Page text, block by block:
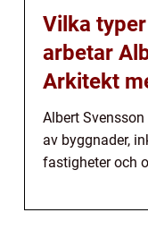
Vilka
arbetar
Arkitekt
Albert
av byggnader,
fastigheter och